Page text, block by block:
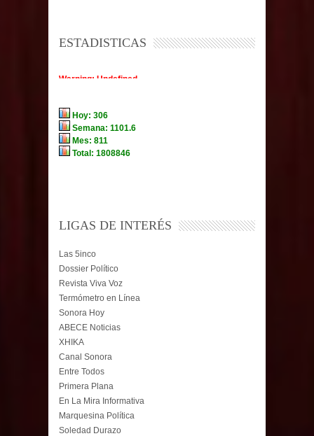
ESTADISTICAS
LIGAS DE INTERÉS
Las 5inco
Dossier Político
Revista Viva Voz
Termómetro en Línea
Sonora Hoy
ABECE Noticias
XHIKA
Canal Sonora
Entre Todos
Primera Plana
En La Mira Informativa
Marquesina Política
Soledad Durazo